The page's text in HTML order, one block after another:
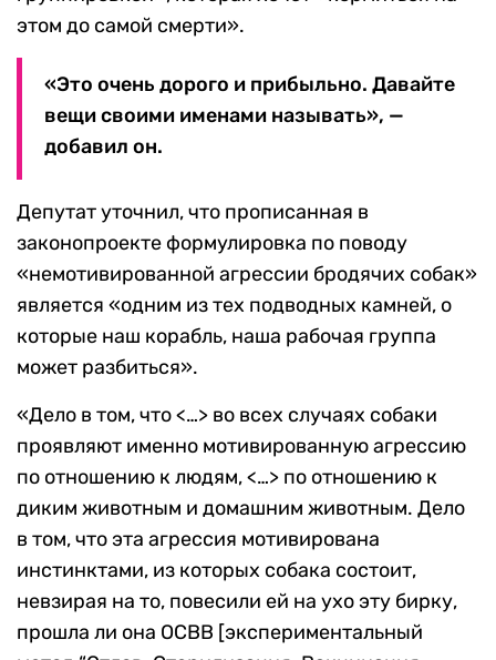
этом до самой смерти».
«Это очень дорого и прибыльно. Давайте
вещи своими именами называть», —
добавил он.
Депутат уточнил, что прописанная в
законопроекте формулировка по поводу
«немотивированной агрессии бродячих собак»
является «одним из тех подводных камней, о
которые наш корабль, наша рабочая группа
может разбиться».
«Дело в том, что <…> во всех случаях собаки
проявляют именно мотивированную агрессию
по отношению к людям, <…> по отношению к
диким животным и домашним животным. Дело
в том, что эта агрессия мотивирована
инстинктами, из которых собака состоит,
невзирая на то, повесили ей на ухо эту бирку,
прошла ли она ОСВВ [экспериментальный